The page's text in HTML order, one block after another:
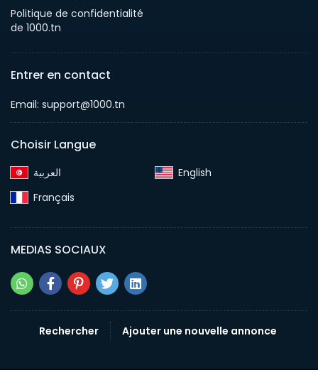
Politique de confidentialité
de 1000.tn
Entrer en contact
Email: support@1000.tn
Choisir Langue
English‎
Français‎
MEDIAS SOCIAUX
Rechercher Ajouter une nouvelle annonce